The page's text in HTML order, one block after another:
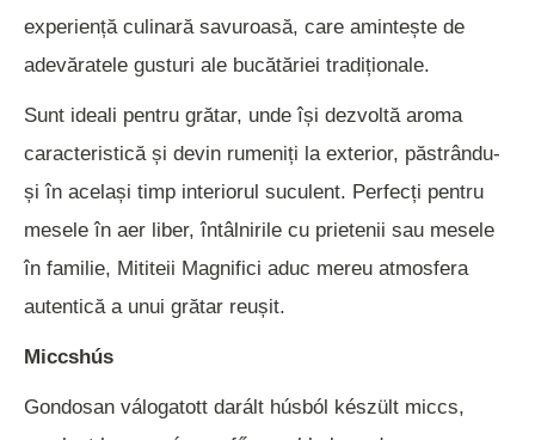
experiență culinară savuroasă, care amintește de
adevăratele gusturi ale bucătăriei tradiționale.
Sunt ideali pentru grătar, unde își dezvoltă aroma
caracteristică și devin rumeniți la exterior, păstrându-
și în același timp interiorul suculent. Perfecți pentru
mesele în aer liber, întâlnirile cu prietenii sau mesele
în familie, Mititeii Magnifici aduc mereu atmosfera
autentică a unui grătar reușit.
Miccshús
Gondosan válogatott darált húsból készült miccs,